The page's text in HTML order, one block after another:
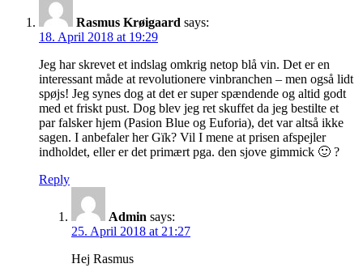
Rasmus Krøigaard says:
18. April 2018 at 19:29
Jeg har skrevet et indslag omkrig netop blå vin. Det er en
interessant måde at revolutionere vinbranchen – men også lidt
spøjs! Jeg synes dog at det er super spændende og altid godt
med et friskt pust. Dog blev jeg ret skuffet da jeg bestilte et
par falsker hjem (Pasion Blue og Euforia), det var altså ikke
sagen. I anbefaler her Gïk? Vil I mene at prisen afspejler
indholdet, eller er det primært pga. den sjove gimmick 🙂 ?
Reply
Admin says:
25. April 2018 at 21:27
Hej Rasmus